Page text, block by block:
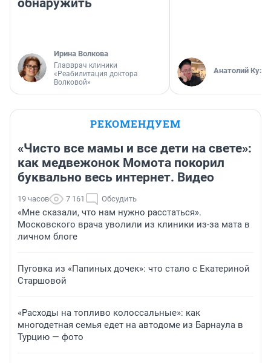
обнаружить
Ирина Волкова
Главврач клиники
«Реабилитация доктора
Волковой»
Анатолий
РЕКОМЕНДУЕМ
«Чисто все мамы и все дети на свете»:
как медвежонок Момота покорил
буквально весь интернет. Видео
19 часов 7 161 Обсудить
«Мне сказали, что нам нужно расстаться».
Московского врача уволили из клиники из-за мата в
личном блоге
Пуговка из «Папиных дочек»: что стало с Екатериной
Старшовой
«Расходы на топливо колоссальные»: как
многодетная семья едет на автодоме из Барнаула в
Турцию — фото